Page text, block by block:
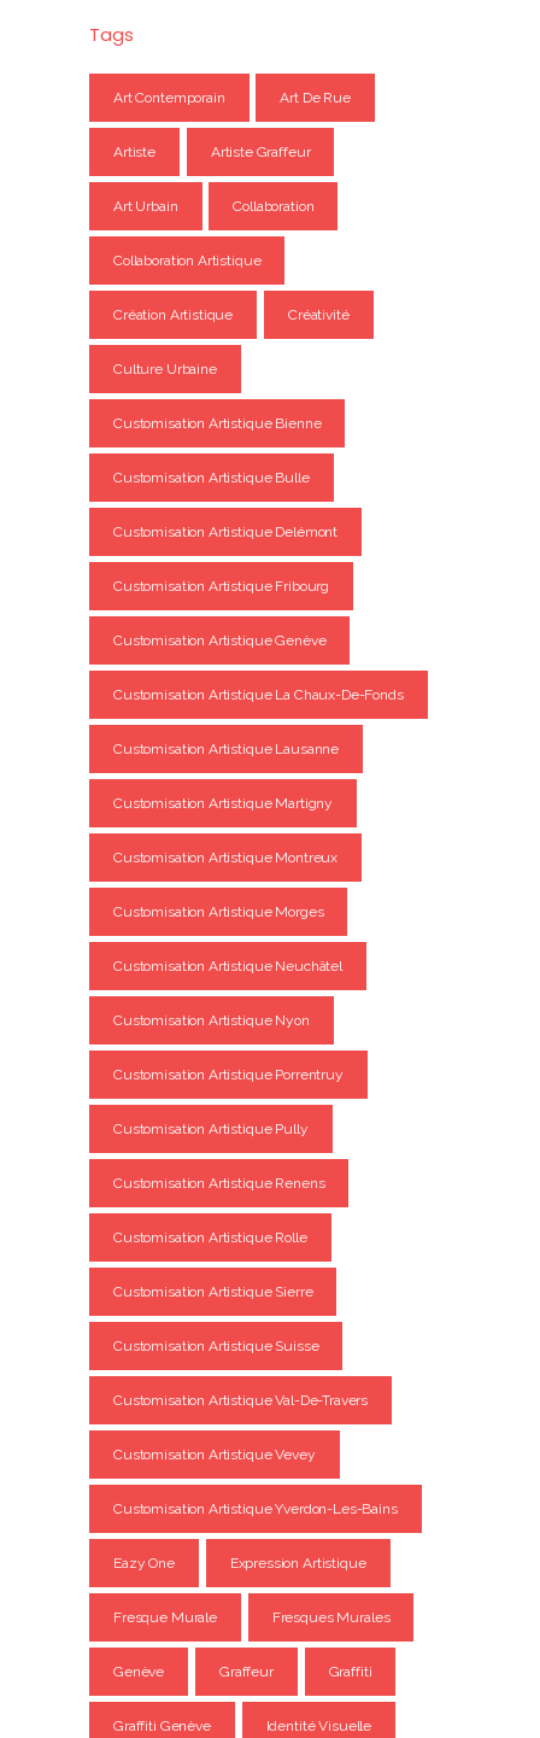
Tags
Art Contemporain Art De Rue
Artiste Artiste Graffeur
Art Urbain Collaboration
Collaboration Artistique
Création Artistique Créativité
Culture Urbaine
Customisation Artistique Bienne
Customisation Artistique Bulle
Customisation Artistique Delémont
Customisation Artistique Fribourg
Customisation Artistique Genève
Customisation Artistique La Chaux-De-Fonds
Customisation Artistique Lausanne
Customisation Artistique Martigny
Customisation Artistique Montreux
Customisation Artistique Morges
Customisation Artistique Neuchâtel
Customisation Artistique Nyon
Customisation Artistique Porrentruy
Customisation Artistique Pully
Customisation Artistique Renens
Customisation Artistique Rolle
Customisation Artistique Sierre
Customisation Artistique Suisse
Customisation Artistique Val-De-Travers
Customisation Artistique Vevey
Customisation Artistique Yverdon-Les-Bains
Eazy One Expression Artistique
Fresque Murale Fresques Murales
Genève Graffeur Graffiti
Graffiti Genève Identité Visuelle